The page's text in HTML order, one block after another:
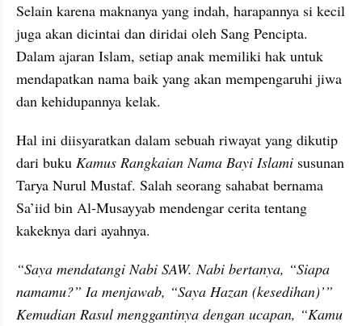
Selain karena maknanya yang indah, harapannya si kecil
juga akan dicintai dan diridai oleh Sang Pencipta.
Dalam ajaran Islam, setiap anak memiliki hak untuk
mendapatkan nama baik yang akan mempengaruhi jiwa
dan kehidupannya kelak.
Hal ini diisyaratkan dalam sebuah riwayat yang dikutip
dari buku Kamus Rangkaian Nama Bayi Islami susunan
Tarya Nurul Mustaf. Salah seorang sahabat bernama
Sa’iid bin Al-Musayyab mendengar cerita tentang
kakeknya dari ayahnya.
“Saya mendatangi Nabi SAW. Nabi bertanya, “Siapa
namamu?” Ia menjawab, “Saya Hazan (kesedihan)’”
Kemudian Rasul menggantinya dengan ucapan, “Kamu